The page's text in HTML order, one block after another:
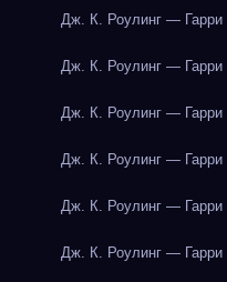
Дж. К. Роулинг — Гарри
Дж. К. Роулинг — Гарри
Дж. К. Роулинг — Гарри
Дж. К. Роулинг — Гарри
Дж. К. Роулинг — Гарри
Дж. К. Роулинг — Гарри